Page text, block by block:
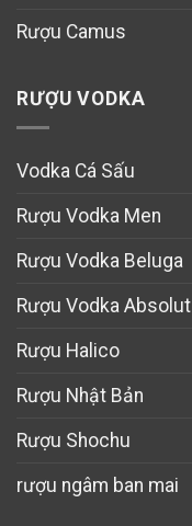
Rượu Camus
RƯỢU VODKA
Vodka Cá Sấu
Rượu Vodka Men
Rượu Vodka Beluga
Rượu Vodka Absolut
Rượu Halico
Rượu Nhật Bản
Rượu Shochu
rượu ngâm ban mai